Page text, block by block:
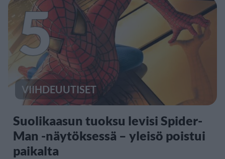
5
VIIHDEUUTISET
Suolikaasun tuoksu levisi Spider-
Man -näytöksessä – yleisö poistui
paikalta